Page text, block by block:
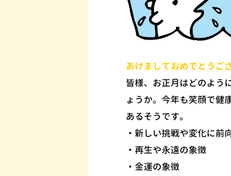
あけましておめでとうご
皆様、お正月はどのよう
ょうか。今年も笑顔で健
あるそうです。
・新しい挑戦や変化に前
・再生や永遠の象徴
・金運の象徴